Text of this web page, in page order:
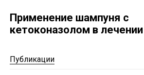
Применение шампуня с
кетоконазолом в
Публикации